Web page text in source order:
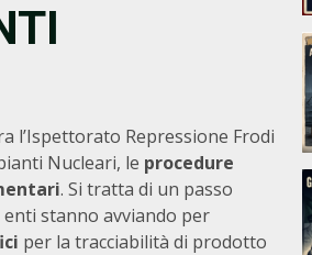
l’Ispettorato Repressione Frodi
Nucleari, le procedure
. Si tratta di un passo
stanno avviando per
per la tracciabilità di prodotto